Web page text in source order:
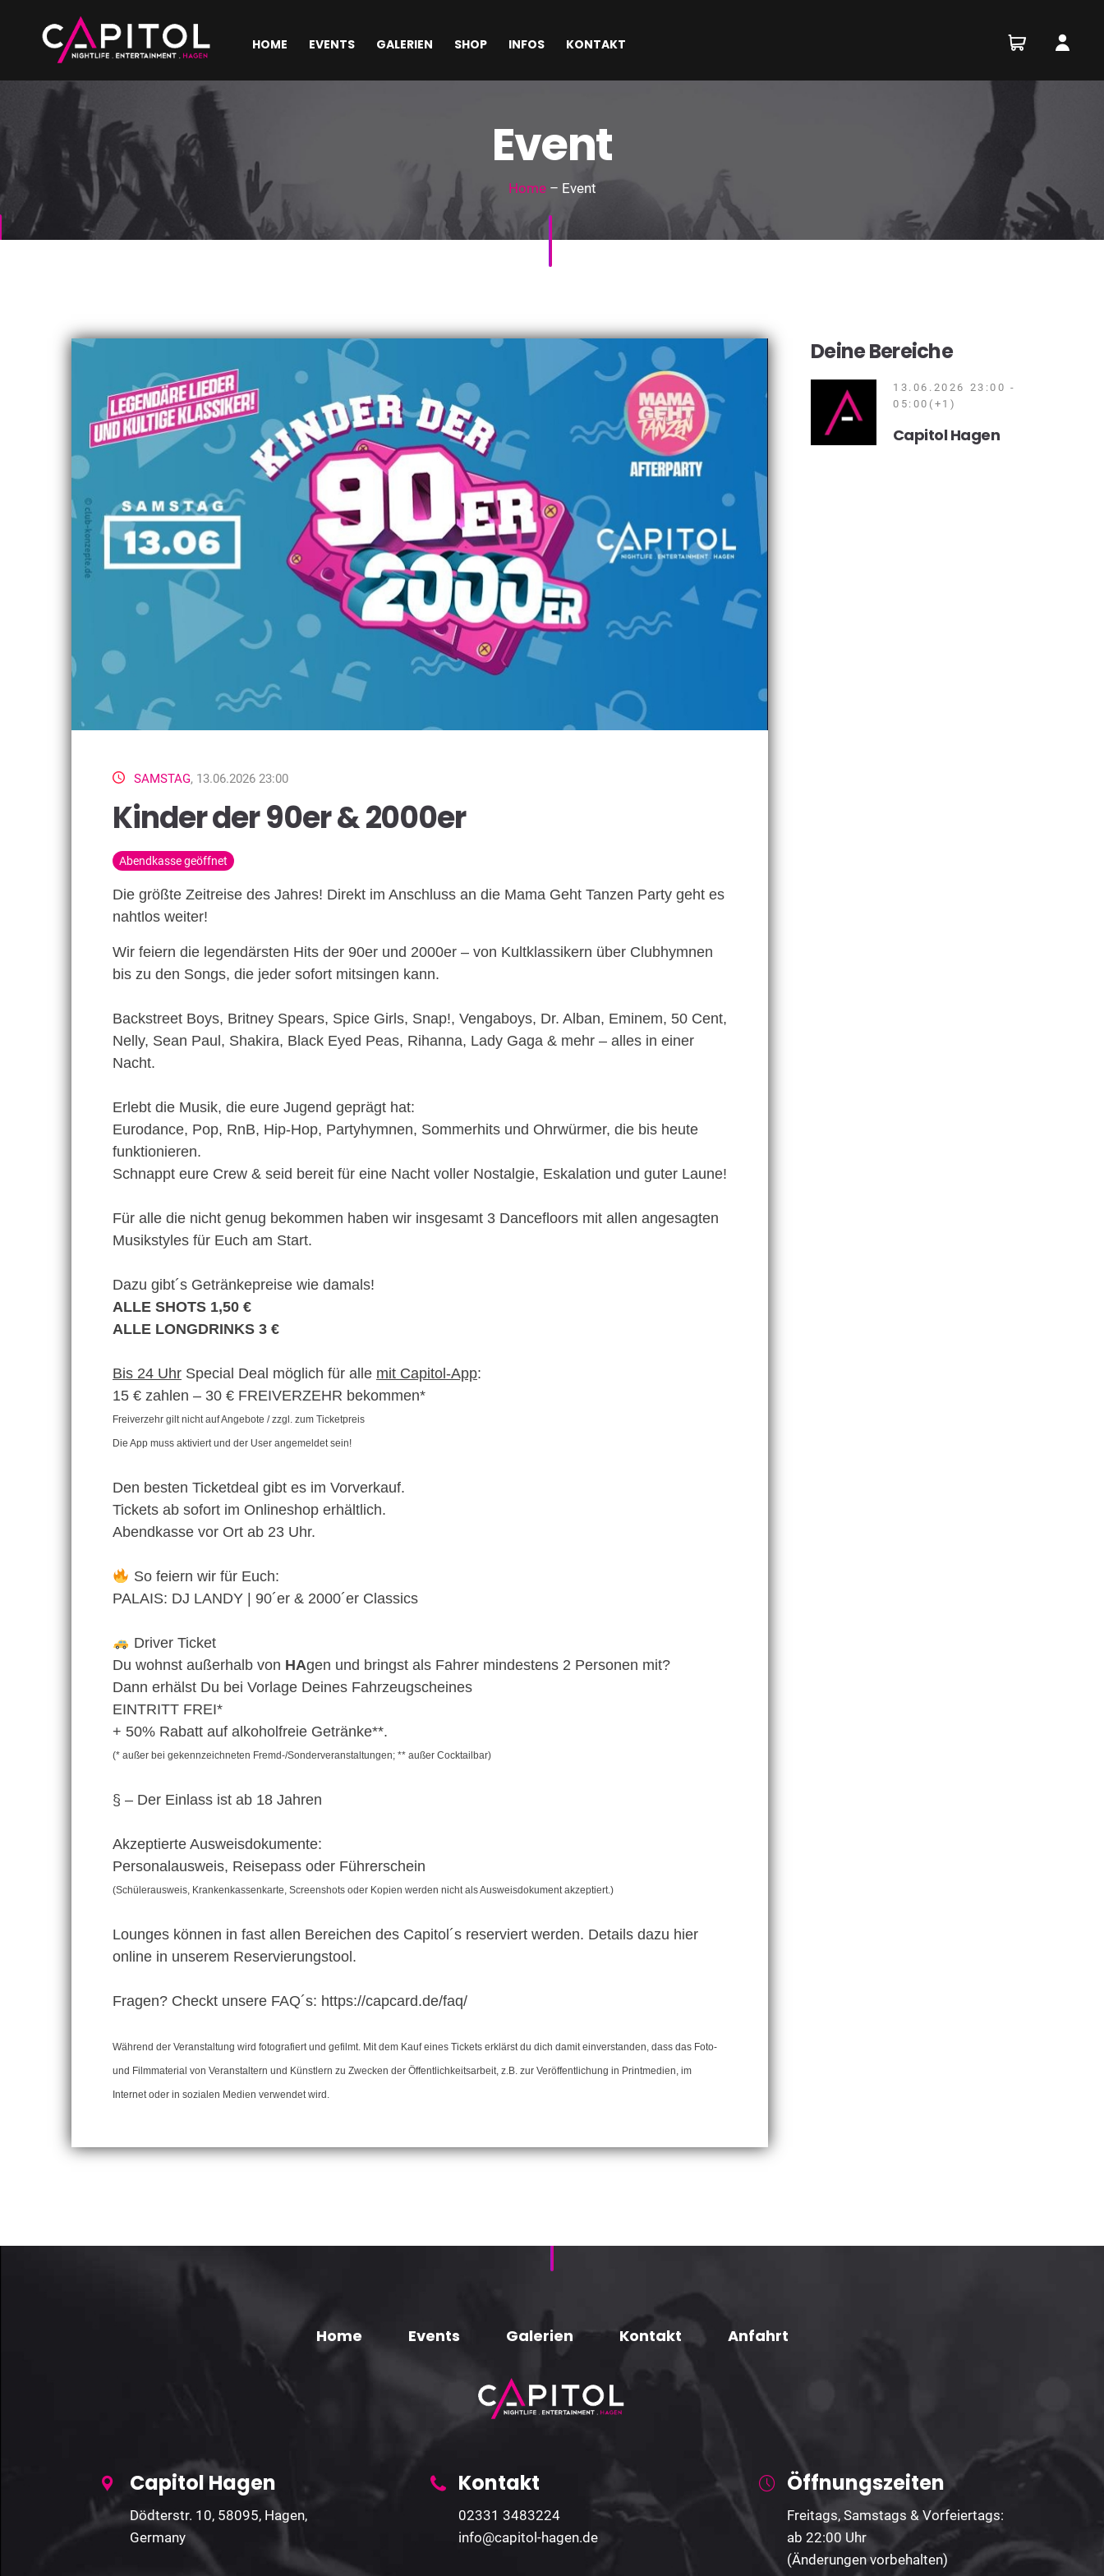
HOME EVENTS GALERIEN SHOP INFOS KONTAKT
Event
Home– Event
SAMSTAG, 13.06.2026 23:00
Kinder der 90er & 2000er
Abendkasse geöffnet
Die größte Zeitreise des Jahres! Direkt im Anschluss an die Mama Geht Tanzen Party geht es
nahtlos weiter!
Wir feiern die legendärsten Hits der 90er und 2000er – von Kultklassikern über Clubhymnen
bis zu den Songs, die jeder sofort mitsingen kann.
Backstreet Boys, Britney Spears, Spice Girls, Snap!, Vengaboys, Dr. Alban, Eminem, 50 Cent,
Nelly, Sean Paul, Shakira, Black Eyed Peas, Rihanna, Lady Gaga & mehr – alles in einer
Nacht.
Erlebt die Musik, die eure Jugend geprägt hat:
Eurodance, Pop, RnB, Hip-Hop, Partyhymnen, Sommerhits und Ohrwürmer, die bis heute
funktionieren.
Schnappt eure Crew & seid bereit für eine Nacht voller Nostalgie, Eskalation und guter Laune!
Für alle die nicht genug bekommen haben wir insgesamt 3 Dancefloors mit allen angesagten
Musikstyles für Euch am Start.
Dazu gibt´s Getränkepreise wie damals!
ALLE SHOTS 1,50 €
ALLE LONGDRINKS 3 €
Bis 24 Uhr Special Deal möglich für alle mit Capitol-App:
15 € zahlen – 30 € FREIVERZEHR bekommen*
Freiverzehr gilt nicht auf Angebote / zzgl. zum Ticketpreis
Die App muss aktiviert und der User angemeldet sein!
Den besten Ticketdeal gibt es im Vorverkauf.
Tickets ab sofort im Onlineshop erhältlich.
Abendkasse vor Ort ab 23 Uhr.
So feiern wir für Euch:
PALAIS: DJ LANDY | 90´er & 2000´er Classics
Driver Ticket
Du wohnst außerhalb von HAgen und bringst als Fahrer mindestens 2 Personen mit?
Dann erhälst Du bei Vorlage Deines Fahrzeugscheines
EINTRITT FREI*
+ 50% Rabatt auf alkoholfreie Getränke**.
(* außer bei gekennzeichneten Fremd-/Sonderveranstaltungen; ** außer Cocktailbar)
§ – Der Einlass ist ab 18 Jahren
Akzeptierte Ausweisdokumente:
Personalausweis, Reisepass oder Führerschein
(Schülerausweis, Krankenkassenkarte, Screenshots oder Kopien werden nicht als Ausweisdokument akzeptiert.)
Lounges können in fast allen Bereichen des Capitol´s reserviert werden. Details dazu hier
online in unserem Reservierungstool.
Fragen? Checkt unsere FAQ´s: https://capcard.de/faq/
Während der Veranstaltung wird fotografiert und gefilmt. Mit dem Kauf eines Tickets erklärst du dich damit einverstanden, dass das Foto-
und Filmmaterial von Veranstaltern und Künstlern zu Zwecken der Öffentlichkeitsarbeit, z.B. zur Veröffentlichung in Printmedien, im
Internet oder in sozialen Medien verwendet wird.
Deine Bereiche
13.06.2026 23:00 -
05:00(+1)
Capitol Hagen
Home Events Galerien Kontakt Anfahrt
Capitol Hagen
Dödterstr. 10, 58095, Hagen,
Germany
Kontakt
02331 3483224
info@capitol-hagen.de
Öffnungszeiten
Freitags, Samstags & Vorfeiertags:
ab 22:00 Uhr
(Änderungen vorbehalten)